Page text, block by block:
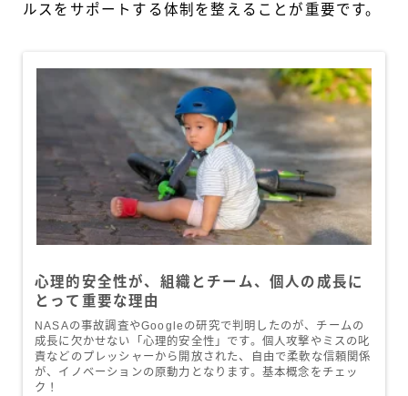
ルスをサポートする体制を整えることが重要です。
心理的安全性が、組織とチーム、個人の成長に
とって重要な理由
NASAの事故調査やGoogleの研究で判明したのが、チームの
成長に欠かせない「心理的安全性」です。個人攻撃やミスの叱
責などのプレッシャーから開放された、自由で柔軟な信頼関係
が、イノベーションの原動力となります。基本概念をチェッ
ク！